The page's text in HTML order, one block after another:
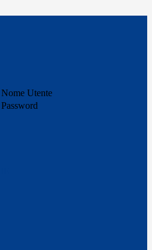
Nome Utente
Password